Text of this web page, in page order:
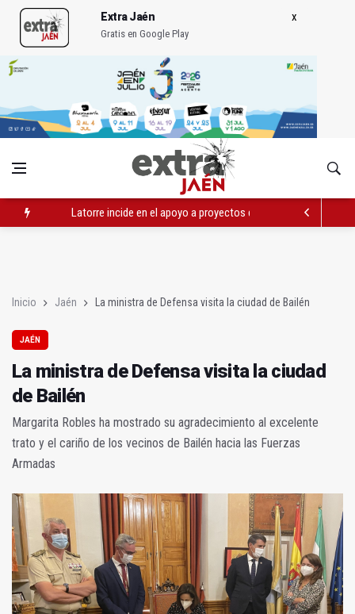
Extra Jaén
Gratis en Google Play
Abierto el plazo de la Escuela de Hostelería Hacienda La
Inicio Jaén La ministra de Defensa visita la ciudad de Bailén
JAÉN
La ministra de Defensa visita la ciudad
de Bailén
Margarita Robles ha mostrado su agradecimiento al excelente
trato y el cariño de los vecinos de Bailén hacia las Fuerzas
Armadas